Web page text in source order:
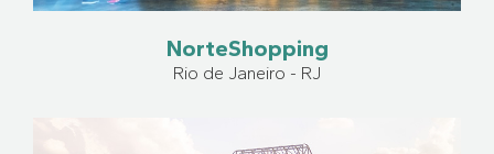
NorteShopping
Rio de Janeiro - RJ